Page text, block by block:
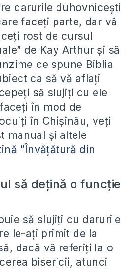
darurile duhovnicești
faceți parte, dar vă
rost de cursul
de Kay Arthur și să
ce spune Biblia
ca să vă aflați
să slujiți cu ele
în mod de
în Chișinău, veți
manual și altele
“Învățătură din
să dețină o funcție
să slujiți cu darurile
le-ați primit de la
dacă vă referiți la o
bisericii, atunci